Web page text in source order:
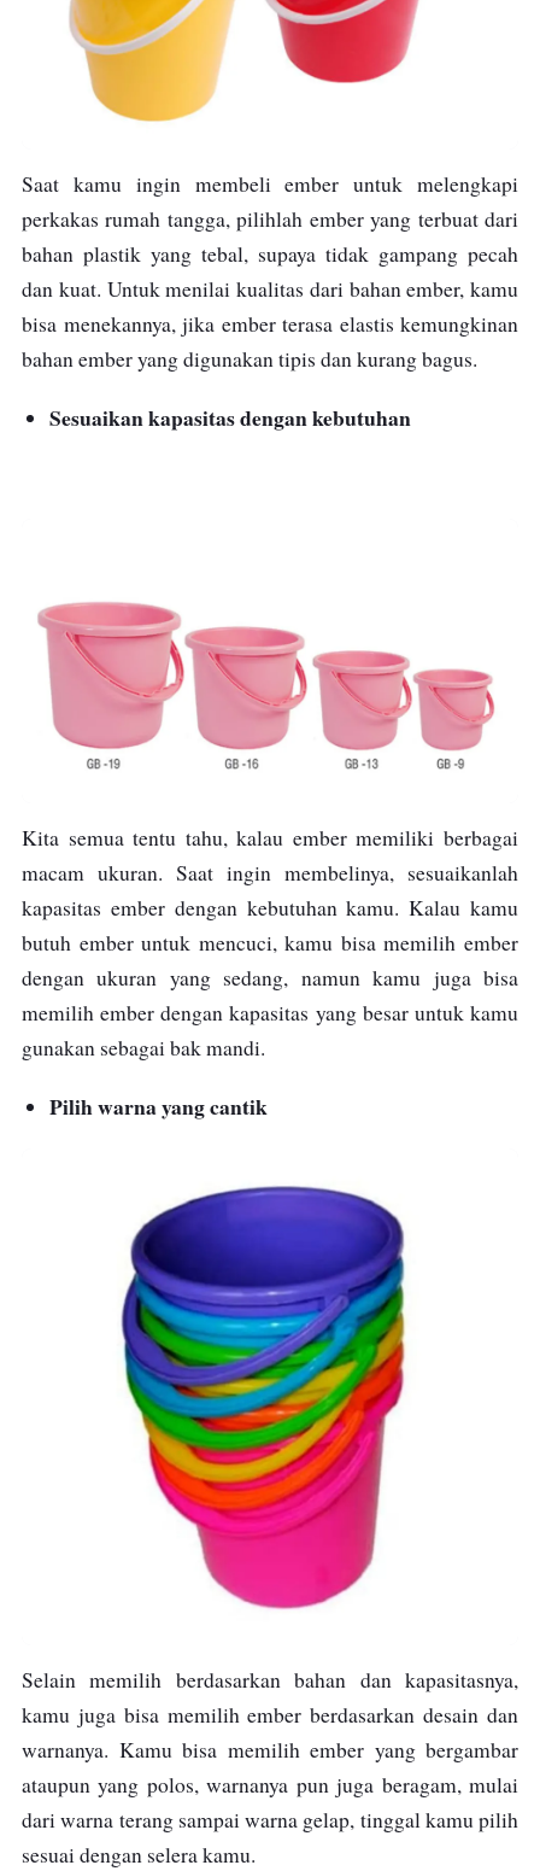
Saat kamu ingin membeli ember untuk melengkapi
perkakas rumah tangga, pilihlah ember yang terbuat dari
bahan plastik yang tebal, supaya tidak gampang pecah
dan kuat. Untuk menilai kualitas dari bahan ember, kamu
bisa menekannya, jika ember terasa elastis kemungkinan
bahan ember yang digunakan tipis dan kurang bagus.
Sesuaikan kapasitas dengan kebutuhan
Kita semua tentu tahu, kalau ember memiliki berbagai
macam ukuran. Saat ingin membelinya, sesuaikanlah
kapasitas ember dengan kebutuhan kamu. Kalau kamu
butuh ember untuk mencuci, kamu bisa memilih ember
dengan ukuran yang sedang, namun kamu juga bisa
memilih ember dengan kapasitas yang besar untuk kamu
gunakan sebagai bak mandi.
Pilih warna yang cantik
Selain memilih berdasarkan bahan dan kapasitasnya,
kamu juga bisa memilih ember berdasarkan desain dan
warnanya. Kamu bisa memilih ember yang bergambar
ataupun yang polos, warnanya pun juga beragam, mulai
dari warna terang sampai warna gelap, tinggal kamu pilih
sesuai dengan selera kamu.